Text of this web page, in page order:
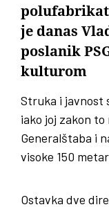
polufabrikat
je danas
poslanik
kulturom
Struka i javnost
iako joj zakon
Generalštaba i
visoke 150
Ostavka dve